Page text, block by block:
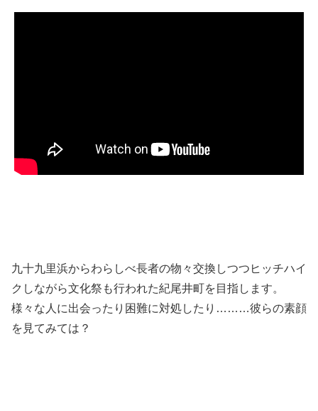
九十九里浜からわらしべ長者の物々交換しつつヒッチハイ
クしながら文化祭も行われた紀尾井町を目指します。
様々な人に出会ったり困難に対処したり………彼らの素顔
を見てみては？